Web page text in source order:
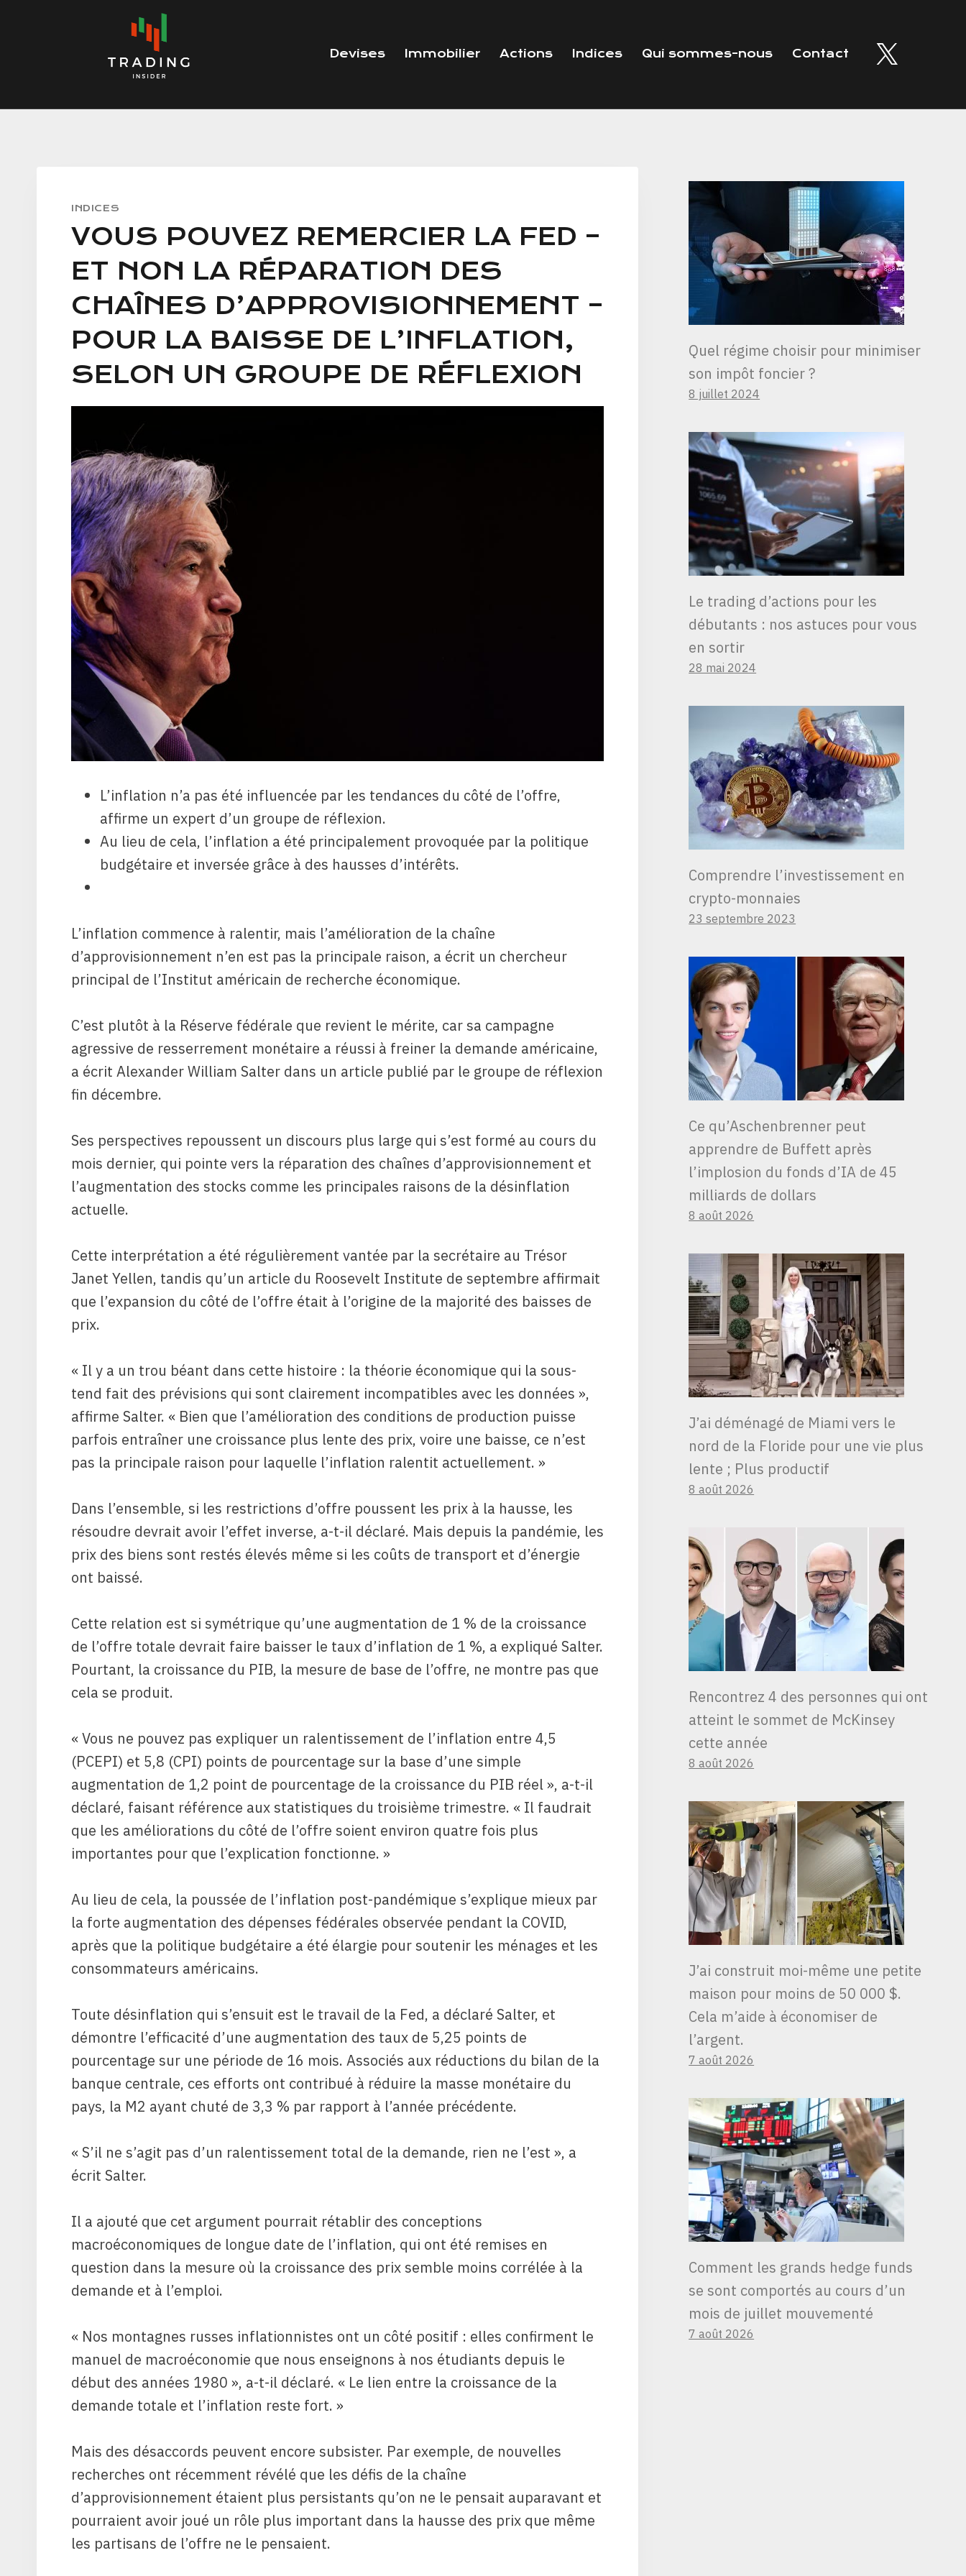
Devises Immobilier Actions Indices Qui sommes-nous Contact
INDICES
VOUS POUVEZ REMERCIER LA FED –
ET NON LA RÉPARATION DES
CHAÎNES D’APPROVISIONNEMENT –
​​POUR LA BAISSE DE L’INFLATION,
SELON UN GROUPE DE RÉFLEXION
L’inflation n’a pas été influencée par les tendances du côté de l’offre,
affirme un expert d’un groupe de réflexion.
Au lieu de cela, l’inflation a été principalement provoquée par la politique
budgétaire et inversée grâce à des hausses d’intérêts.
L’inflation commence à ralentir, mais l’amélioration de la chaîne
d’approvisionnement n’en est pas la principale raison, a écrit un chercheur
principal de l’Institut américain de recherche économique.
C’est plutôt à la Réserve fédérale que revient le mérite, car sa campagne
agressive de resserrement monétaire a réussi à freiner la demande américaine,
a écrit Alexander William Salter dans un article publié par le groupe de réflexion
fin décembre.
Ses perspectives repoussent un discours plus large qui s’est formé au cours du
mois dernier, qui pointe vers la réparation des chaînes d’approvisionnement et
l’augmentation des stocks comme les principales raisons de la désinflation
actuelle.
Cette interprétation a été régulièrement vantée par la secrétaire au Trésor
Janet Yellen, tandis qu’un article du Roosevelt Institute de septembre affirmait
que l’expansion du côté de l’offre était à l’origine de la majorité des baisses de
prix.
« Il y a un trou béant dans cette histoire : la théorie économique qui la sous-
tend fait des prévisions qui sont clairement incompatibles avec les données »,
affirme Salter. « Bien que l’amélioration des conditions de production puisse
parfois entraîner une croissance plus lente des prix, voire une baisse, ce n’est
pas la principale raison pour laquelle l’inflation ralentit actuellement. »
Dans l’ensemble, si les restrictions d’offre poussent les prix à la hausse, les
résoudre devrait avoir l’effet inverse, a-t-il déclaré. Mais depuis la pandémie, les
prix des biens sont restés élevés même si les coûts de transport et d’énergie
ont baissé.
Cette relation est si symétrique qu’une augmentation de 1 % de la croissance
de l’offre totale devrait faire baisser le taux d’inflation de 1 %, a expliqué Salter.
Pourtant, la croissance du PIB, la mesure de base de l’offre, ne montre pas que
cela se produit.
« Vous ne pouvez pas expliquer un ralentissement de l’inflation entre 4,5
(PCEPI) et 5,8 (CPI) points de pourcentage sur la base d’une simple
augmentation de 1,2 point de pourcentage de la croissance du PIB réel », a-t-il
déclaré, faisant référence aux statistiques du troisième trimestre. « Il faudrait
que les améliorations du côté de l’offre soient environ quatre fois plus
importantes pour que l’explication fonctionne. »
Au lieu de cela, la poussée de l’inflation post-pandémique s’explique mieux par
la forte augmentation des dépenses fédérales observée pendant la COVID,
après que la politique budgétaire a été élargie pour soutenir les ménages et les
consommateurs américains.
Toute désinflation qui s’ensuit est le travail de la Fed, a déclaré Salter, et
démontre l’efficacité d’une augmentation des taux de 5,25 points de
pourcentage sur une période de 16 mois. Associés aux réductions du bilan de la
banque centrale, ces efforts ont contribué à réduire la masse monétaire du
pays, la M2 ayant chuté de 3,3 % par rapport à l’année précédente.
« S’il ne s’agit pas d’un ralentissement total de la demande, rien ne l’est », a
écrit Salter.
Il a ajouté que cet argument pourrait rétablir des conceptions
macroéconomiques de longue date de l’inflation, qui ont été remises en
question dans la mesure où la croissance des prix semble moins corrélée à la
demande et à l’emploi.
« Nos montagnes russes inflationnistes ont un côté positif : elles confirment le
manuel de macroéconomie que nous enseignons à nos étudiants depuis le
début des années 1980 », a-t-il déclaré. « Le lien entre la croissance de la
demande totale et l’inflation reste fort. »
Mais des désaccords peuvent encore subsister. Par exemple, de nouvelles
recherches ont récemment révélé que les défis de la chaîne
d’approvisionnement étaient plus persistants qu’on ne le pensait auparavant et
pourraient avoir joué un rôle plus important dans la hausse des prix que même
les partisans de l’offre ne le pensaient.
Quel régime choisir pour minimiser
son impôt foncier ?
8 juillet 2024
Le trading d’actions pour les
débutants : nos astuces pour vous
en sortir
28 mai 2024
Comprendre l’investissement en
crypto-monnaies
23 septembre 2023
Ce qu’Aschenbrenner peut
apprendre de Buffett après
l’implosion du fonds d’IA de 45
milliards de dollars
8 août 2026
J’ai déménagé de Miami vers le
nord de la Floride pour une vie plus
lente ; Plus productif
8 août 2026
Rencontrez 4 des personnes qui ont
atteint le sommet de McKinsey
cette année
8 août 2026
J’ai construit moi-même une petite
maison pour moins de 50 000 $.
Cela m’aide à économiser de
l’argent.
7 août 2026
Comment les grands hedge funds
se sont comportés au cours d’un
mois de juillet mouvementé
7 août 2026